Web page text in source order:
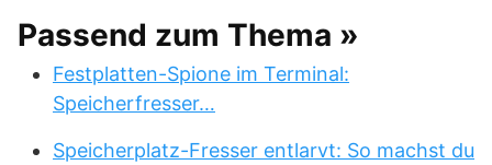
Passend zum Thema »
Festplatten-Spione im Terminal:
Speicherfresser…
Speicherplatz-Fresser entlarvt: So machst du